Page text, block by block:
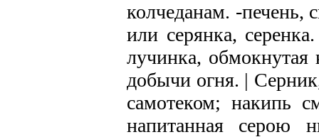
колчеданам. -печень,
или серянка,
лучинка, обмокнутая
добычи огня. |
самотеком; накипь
напитанная серою